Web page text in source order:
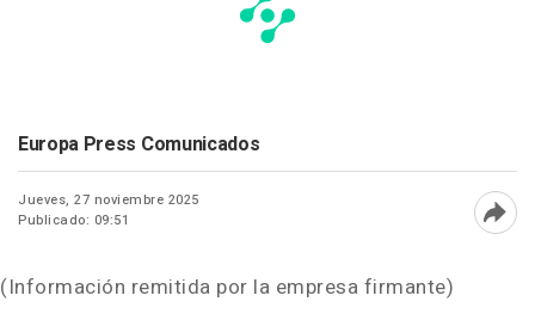
Europa Press Comunicados
Jueves, 27 noviembre 2025
Publicado: 09:51
(Información remitida por la empresa firmante)